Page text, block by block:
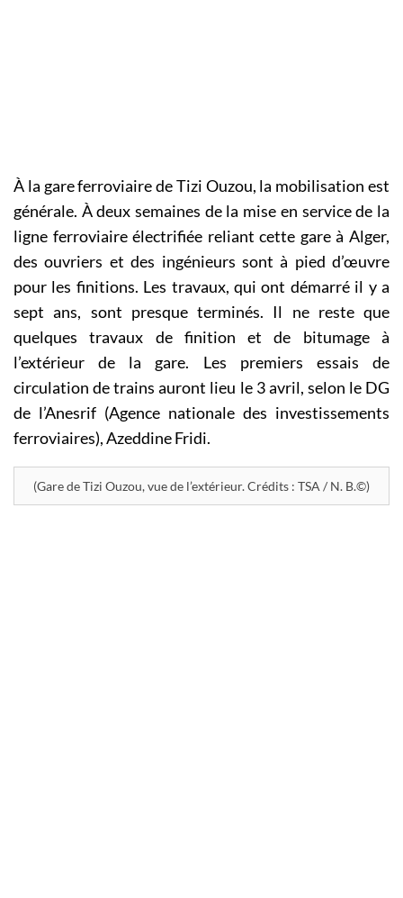
À la gare ferroviaire de Tizi Ouzou, la mobilisation est
générale. À deux semaines de la mise en service de la
ligne ferroviaire électrifiée reliant cette gare à Alger,
des ouvriers et des ingénieurs sont à pied d’œuvre
pour les finitions. Les travaux, qui ont démarré il y a
sept ans, sont presque terminés. Il ne reste que
quelques travaux de finition et de bitumage à
l’extérieur de la gare. Les premiers essais de
circulation de trains auront lieu le 3 avril, selon le DG
de l’Anesrif (Agence nationale des investissements
ferroviaires), Azeddine Fridi.
(Gare de Tizi Ouzou, vue de l’extérieur. Crédits : TSA / N. B.©)